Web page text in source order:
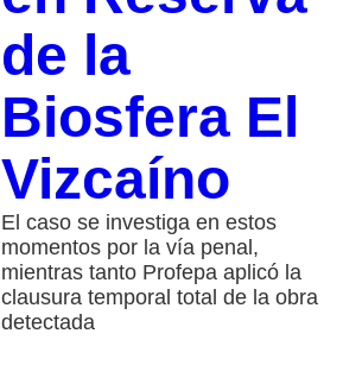
de la
Biosfera El
Vizcaíno
El caso se investiga en estos
momentos por la vía penal,
mientras tanto Profepa aplicó la
clausura temporal total de la obra
detectada